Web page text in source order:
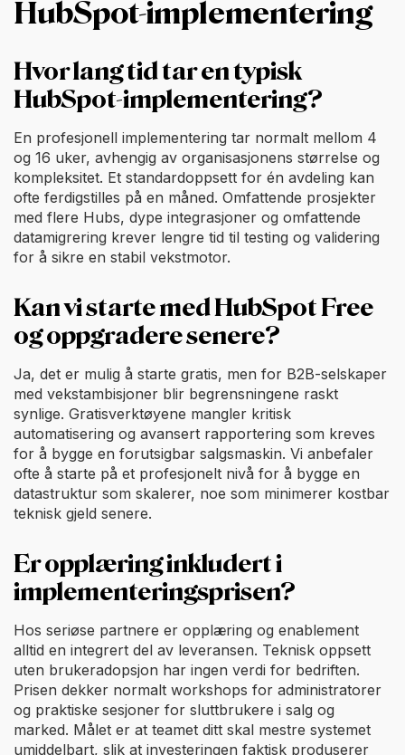
HubSpot-implementering
Hvor lang tid tar en typisk
HubSpot-implementering?
En profesjonell implementering tar normalt mellom 4
og 16 uker, avhengig av organisasjonens størrelse og
kompleksitet. Et standardoppsett for én avdeling kan
ofte ferdigstilles på en måned. Omfattende prosjekter
med flere Hubs, dype integrasjoner og omfattende
datamigrering krever lengre tid til testing og validering
for å sikre en stabil vekstmotor.
Kan vi starte med HubSpot Free
og oppgradere senere?
Ja, det er mulig å starte gratis, men for B2B-selskaper
med vekstambisjoner blir begrensningene raskt
synlige. Gratisverktøyene mangler kritisk
automatisering og avansert rapportering som kreves
for å bygge en forutsigbar salgsmaskin. Vi anbefaler
ofte å starte på et profesjonelt nivå for å bygge en
datastruktur som skalerer, noe som minimerer kostbar
teknisk gjeld senere.
Er opplæring inkludert i
implementeringsprisen?
Hos seriøse partnere er opplæring og enablement
alltid en integrert del av leveransen. Teknisk oppsett
uten brukeradopsjon har ingen verdi for bedriften.
Prisen dekker normalt workshops for administratorer
og praktiske sesjoner for sluttbrukere i salg og
marked. Målet er at teamet ditt skal mestre systemet
umiddelbart, slik at investeringen faktisk produserer